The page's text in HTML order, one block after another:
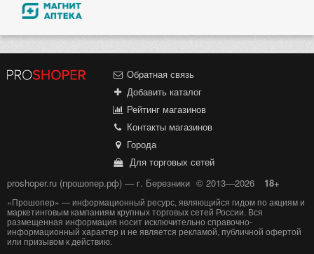
Обратная связь
Добавить каталог
Рейтинг магазинов
Контакты магазинов
Города
Для торговых сетей
proshoper.ru (прошопер.рф) — г. Березники © 2013—2026 18+
«Прошопер» — информационный ресурс, являющийся гидом по акциям и
маркетинговым кампаниям крупных торговых сетей России. Вся
размещенная информация носит исключительно справочно-
информационный характер и не является рекламой, публичной офертой
или призывом к действию.